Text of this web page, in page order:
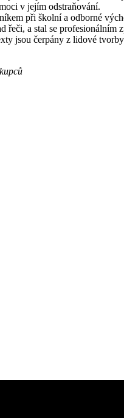
v jejím odstraňování.
při školní a odborné
a stal se profesionálním
jsou čerpány z lidové